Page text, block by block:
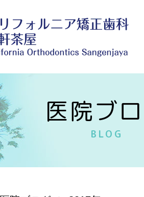
医院ブ
BLOG